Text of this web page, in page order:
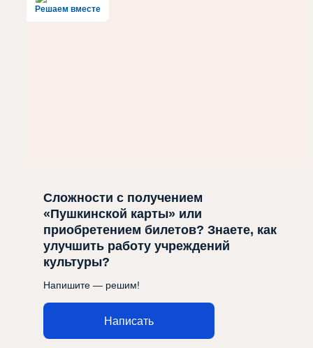
Решаем вместе
Сложности с получением
«Пушкинской карты» или
приобретением билетов? Знаете, как
улучшить работу учреждений
культуры?
Напишите — решим!
Написать